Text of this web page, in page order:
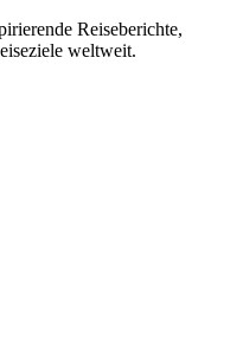
Reiseberichte,
weltweit.